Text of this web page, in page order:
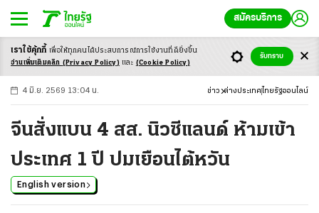
สมัครบริการ
-ก ก ก+
4 มิ.ย. 2569 13:04 น. ข่าว ต่างประเทศ ไทยรัฐออนไลน์
จีนสั่งแบน 4 สส. นิวซีแลนด์ ห้ามเข้า
ประเทศ 1 ปี ปมเยือนไต้หวัน
English version
เราใช้คุ้กกี้ เพื่อให้ทุกคนได้ประสบการณ์การใช้งานที่ดียิ่งขึ้น
อ่านเพิ่มเติมคลิก (Privacy Policy) และ (Cookie Policy)
รับทราบ